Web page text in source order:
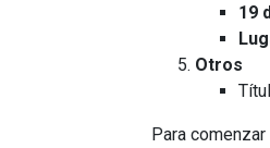
19
Otros
Para